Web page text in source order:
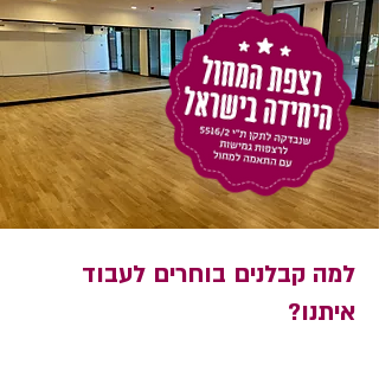
למה קבלנים בוחרים לעבוד
איתנו?